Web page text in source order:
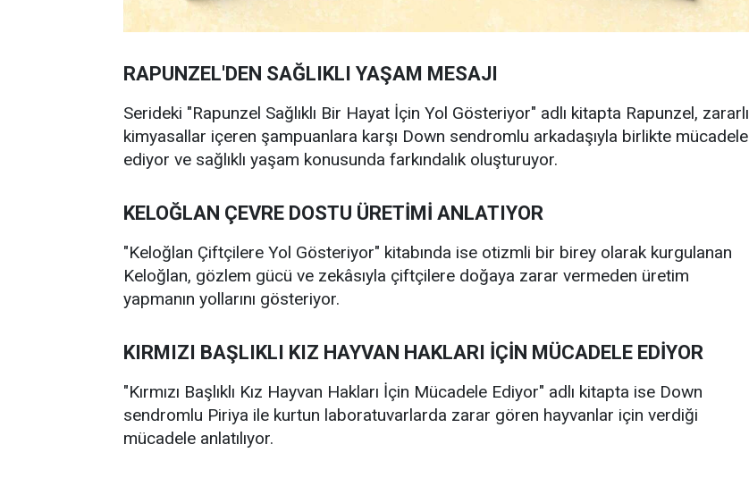
RAPUNZEL'DEN SAĞLIKLI YAŞAM MESAJI
Serideki "Rapunzel Sağlıklı Bir Hayat İçin Yol Gösteriyor" adlı kitapta Rapunzel, zararlı
kimyasallar içeren şampuanlara karşı Down sendromlu arkadaşıyla birlikte mücadele
ediyor ve sağlıklı yaşam konusunda farkındalık oluşturuyor.
KELOĞLAN ÇEVRE DOSTU ÜRETİMİ ANLATIYOR
"Keloğlan Çiftçilere Yol Gösteriyor" kitabında ise otizmli bir birey olarak kurgulanan
Keloğlan, gözlem gücü ve zekâsıyla çiftçilere doğaya zarar vermeden üretim
yapmanın yollarını gösteriyor.
KIRMIZI BAŞLIKLI KIZ HAYVAN HAKLARI İÇİN MÜCADELE EDİYOR
"Kırmızı Başlıklı Kız Hayvan Hakları İçin Mücadele Ediyor" adlı kitapta ise Down
sendromlu Piriya ile kurtun laboratuvarlarda zarar gören hayvanlar için verdiği
mücadele anlatılıyor.